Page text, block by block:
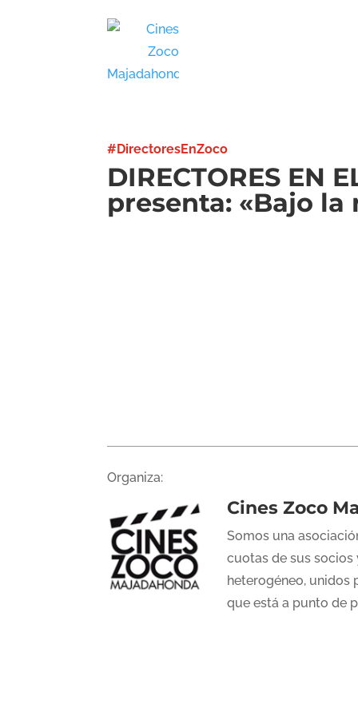
#DirectoresEnZoco
DIRECTORES EN
presenta: «Bajo la
Organiza:
Cines Zoco
Somos una
cuotas de sus
heterogéneo,
que está a punto de